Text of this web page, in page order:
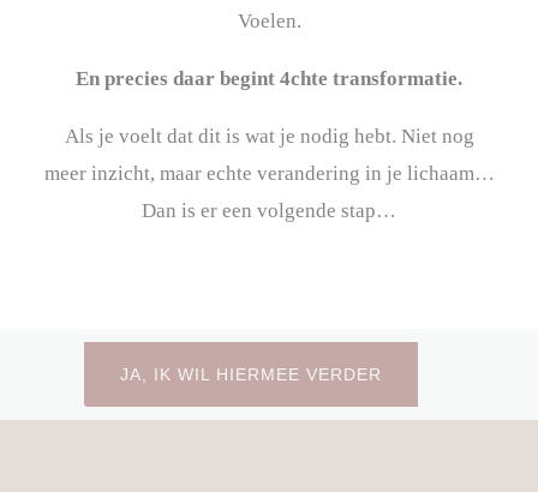
Voelen.
En precies daar begint 4chte transformatie.
Als je voelt dat dit is wat je nodig hebt. Niet nog
meer inzicht, maar echte verandering in je lichaam…
Dan is er een volgende stap…
JA, IK WIL HIERMEE VERDER